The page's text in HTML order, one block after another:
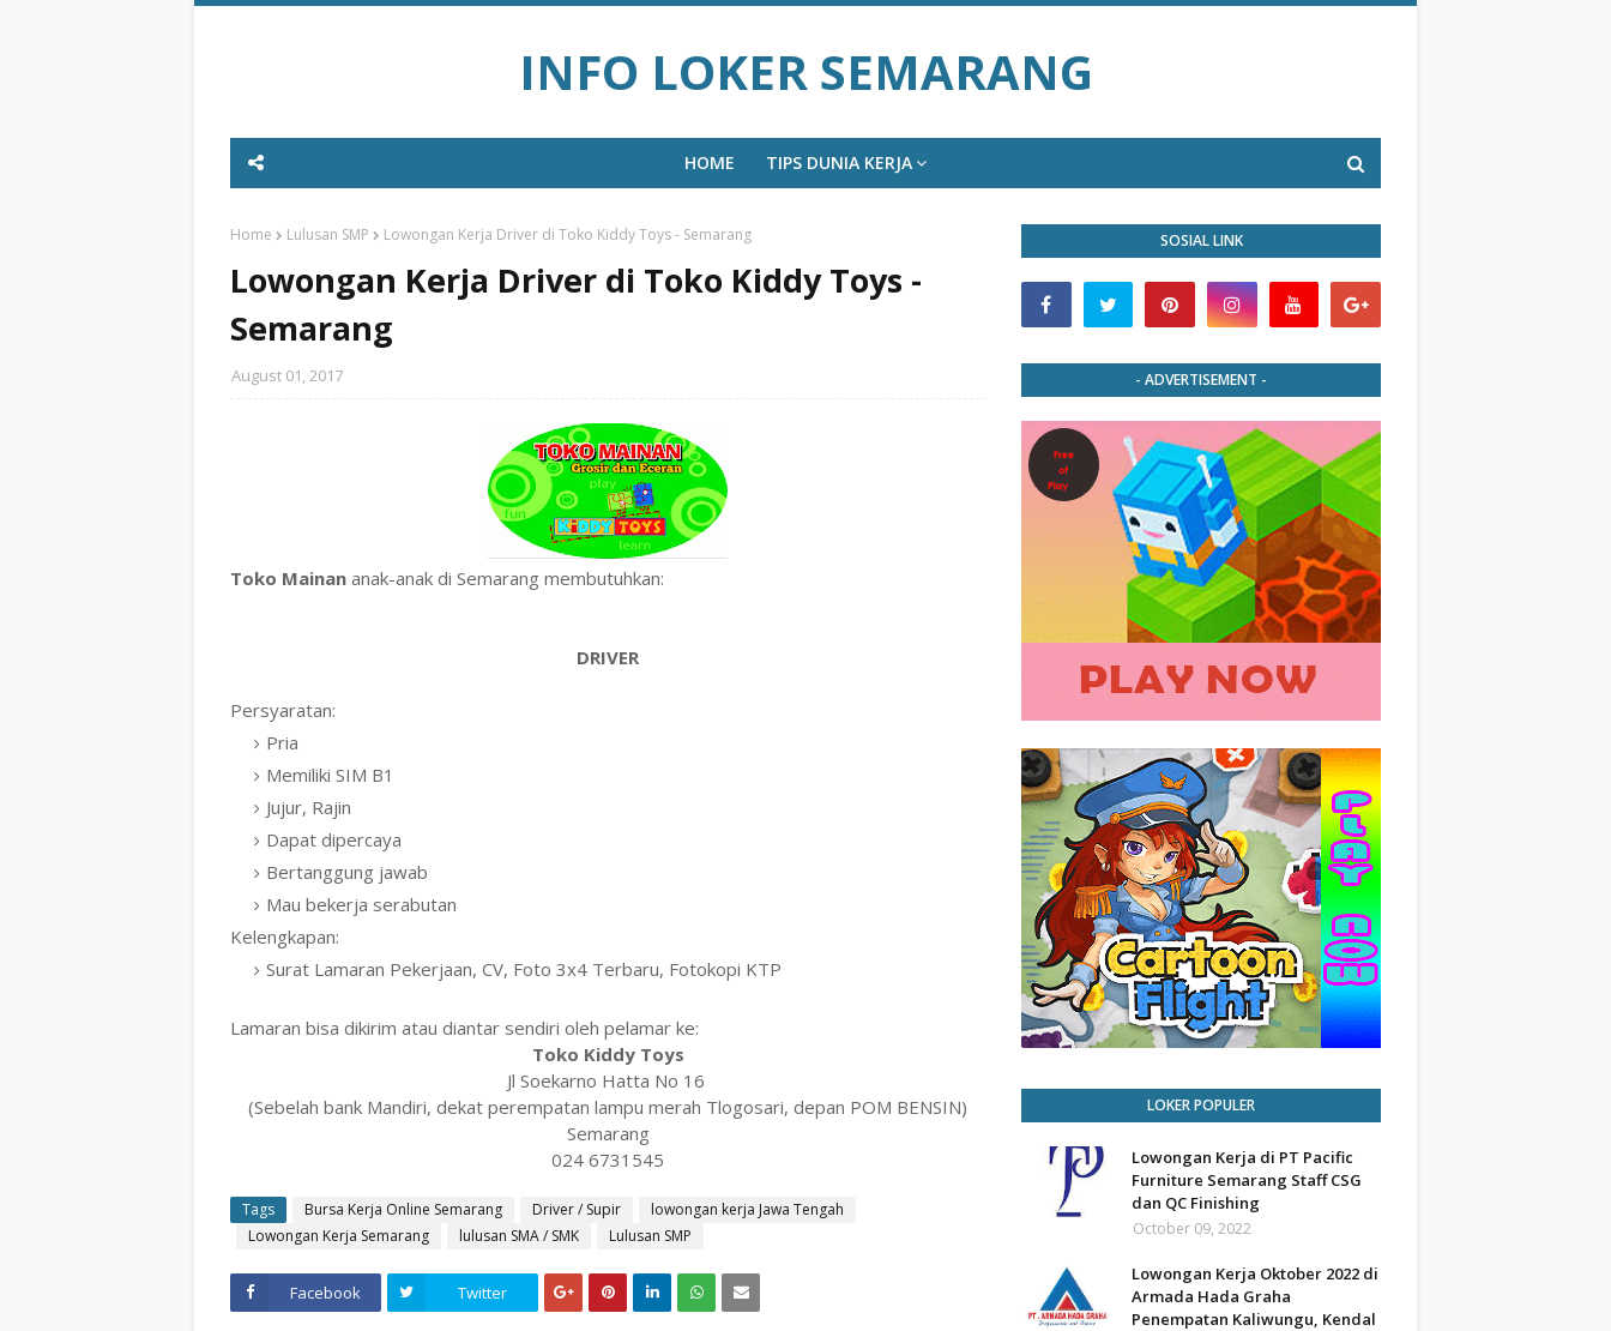
INFO LOKER SEMARANG
HOME TIPS DUNIA KERJA
Home Lulusan SMP Lowongan Kerja Driver di Toko Kiddy Toys - Semarang
Lowongan Kerja Driver di Toko Kiddy Toys -
Semarang
August 01, 2017
Toko Mainan anak-anak di Semarang membutuhkan:
DRIVER
Persyaratan:
Pria
Memiliki SIM B1
Jujur, Rajin
Dapat dipercaya
Bertanggung jawab
Mau bekerja serabutan
Kelengkapan:
Surat Lamaran Pekerjaan, CV, Foto 3x4 Terbaru, Fotokopi KTP
Lamaran bisa dikirim atau diantar sendiri oleh pelamar ke:
Toko Kiddy Toys
Jl Soekarno Hatta No 16
(Sebelah bank Mandiri, dekat perempatan lampu merah Tlogosari, depan POM BENSIN)
Semarang
024 6731545
Tags Bursa Kerja Online Semarang Driver / Supir
lowongan kerja Jawa Tengah
Lowongan Kerja Semarang
lulusan SMA / SMK Lulusan SMP
Facebook Twitter
SOSIAL LINK
- ADVERTISEMENT -
LOKER POPULER
Lowongan Kerja di PT Pacific
Furniture Semarang Staff CSG
dan QC Finishing
October 09, 2022
Lowongan Kerja Oktober 2022 di
Armada Hada Graha
Penempatan Kaliwungu, Kendal